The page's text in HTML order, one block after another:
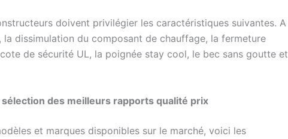
doivent privilégier les caractéristiques suivantes. A
dissimulation du composant de chauffage, la fermeture
de sécurité UL, la poignée stay cool, le bec sans goutte et
des meilleurs rapports qualité prix
et marques disponibles sur le marché, voici les